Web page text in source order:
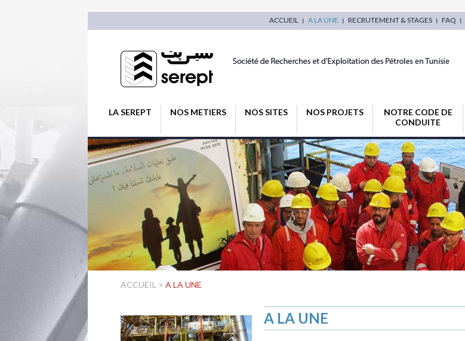
ACCUEIL A LA UNE RECRUTEMENT & STAGES FAQ
LA SEREPT NOS METIERS NOS SITES NOS PROJETS
NOTRE CODE DE
CONDUITE
ACCUEIL > A LA UNE
A LA UNE